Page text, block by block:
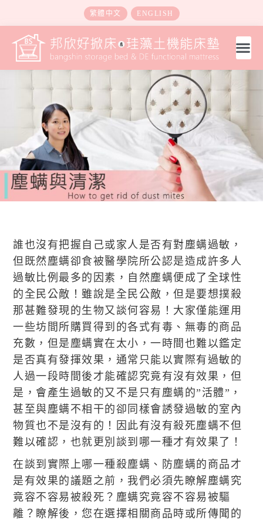
繁體中文 ENGLISH
誰也沒有把握自己或家人是否有對塵螨過敏，
但既然塵螨卻食被醫學院所公認是造成許多人
過敏比例最多的因素，自然塵螨便成了全球性
的全民公敵！雖說是全民公敵，但是要想撲殺
那甚難發現的生物又談何容易！大家僅能運用
一些坊間所購買得到的各式有毒、無毒的商品
充數，但是塵螨實在太小，一時間也難以鑑定
是否真有發揮效果，通常只能以實際有過敏的
人過一段時間後才能確認究竟有沒有效果，但
是，會產生過敏的又不是只有塵螨的”活體”，
甚至與塵螨不相干的卻同樣會誘發過敏的室內
物質也不是沒有的！因此有沒有殺死塵螨不但
難以確認，也就更別談到哪一種才有效果了！
在談到實際上哪一種殺塵螨、防塵螨的商品才
是有效果的議題之前，我們必須先瞭解塵螨究
竟容不容易被殺死？塵螨究竟容不容易被驅
離？瞭解後，您在選擇相關商品時或所傳聞的